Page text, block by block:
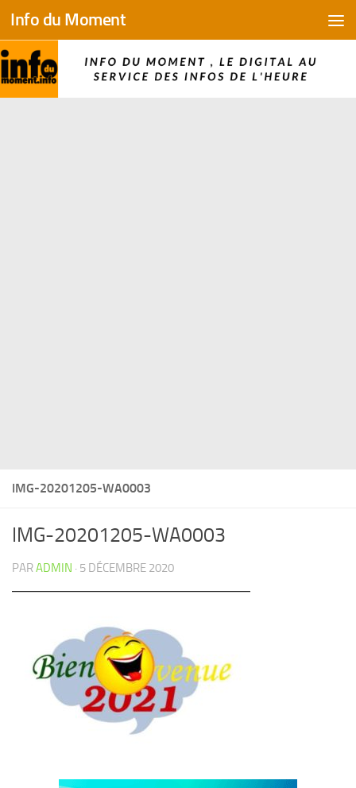
Skip to content
Info du Moment
IMG-20201205-WA0003
IMG-20201205-WA0003
PARADMIN · 5 DÉCEMBRE 2020